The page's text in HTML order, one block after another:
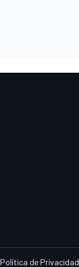
Política de Privacidad